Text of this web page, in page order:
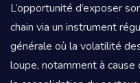
L’opportunité d’exposer
chain via un instrument
générale où la volatilité
loupe, notamment à